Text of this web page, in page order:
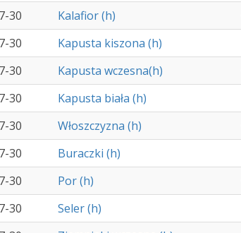
30
Kalafior (h)
30
Kapusta kiszona (h)
30
Kapusta wczesna(h)
30
Kapusta biała (h)
30
Włoszczyzna (h)
30
Buraczki (h)
30
Por (h)
30
Seler (h)